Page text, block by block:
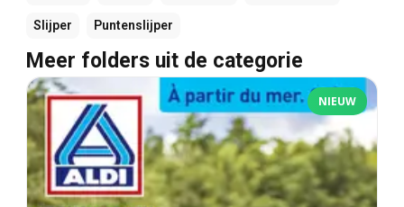
Slijper Puntenslijper
Meer folders uit de categorie
NIEUW